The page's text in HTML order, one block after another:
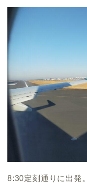
8:30定刻通りに出発。